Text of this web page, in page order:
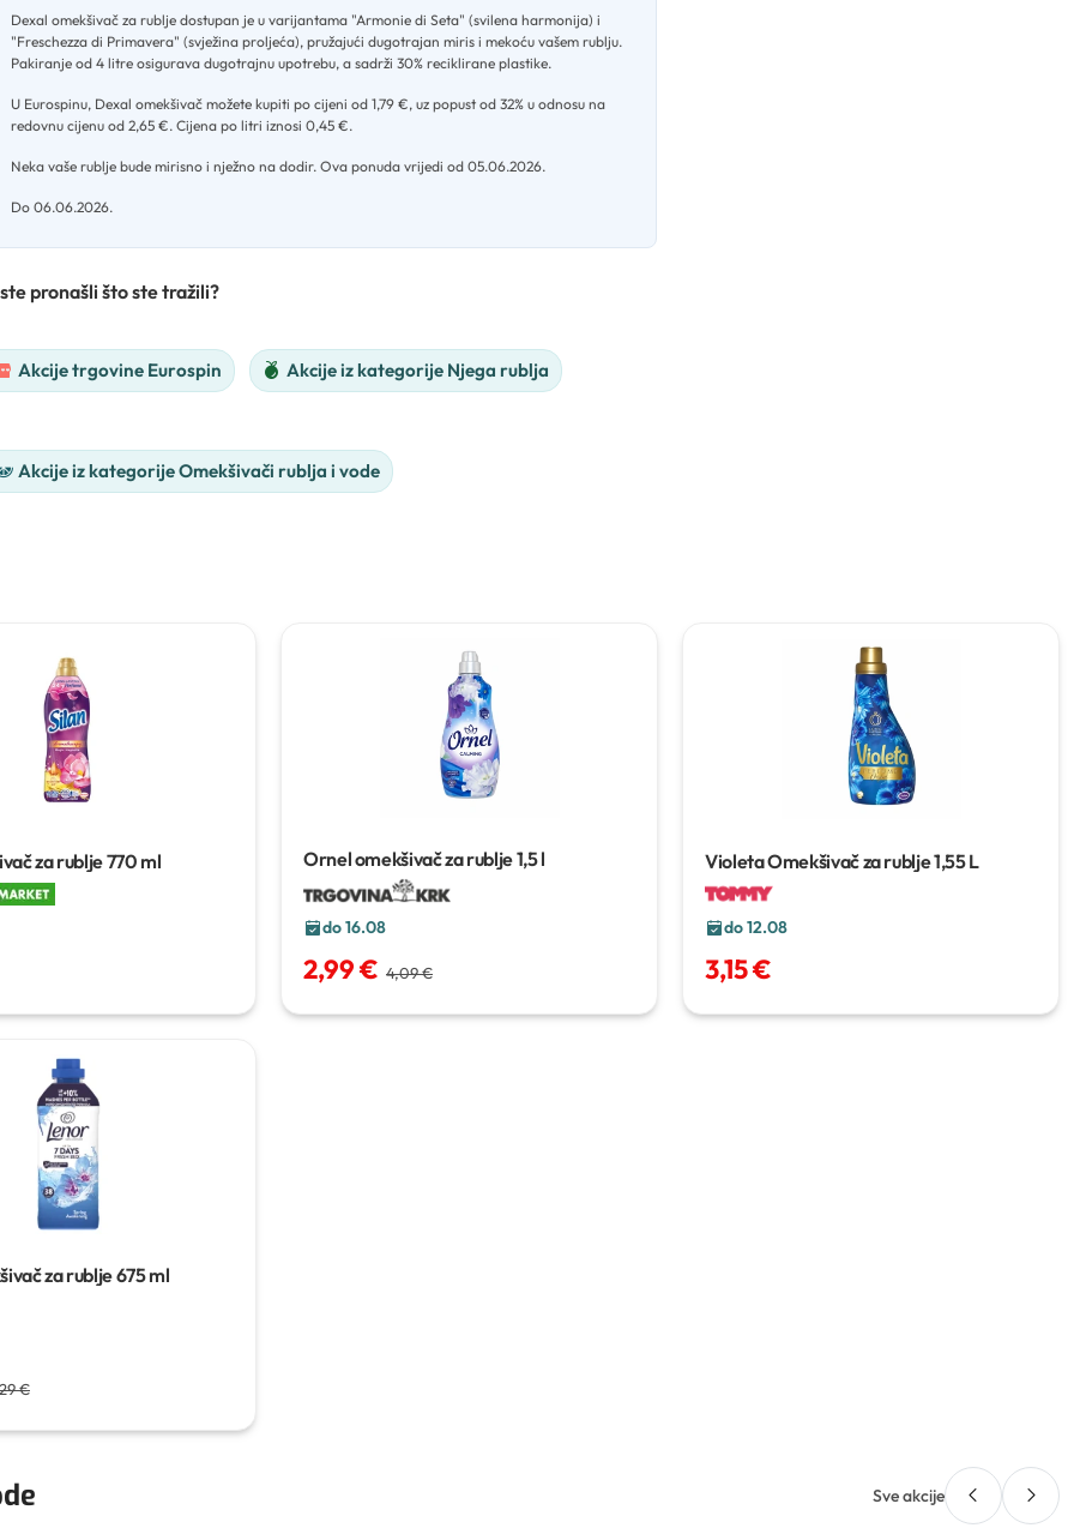
Dexal omekšivač za rublje dostupan je u varijantama "Armonie di Seta" (svilena harmonija) i
"Freschezza di Primavera" (svježina proljeća), pružajući dugotrajan miris i mekoću vašem rublju.
Pakiranje od 4 litre osigurava dugotrajnu upotrebu, a sadrži 30% reciklirane plastike.
U Eurospinu, Dexal omekšivač možete kupiti po cijeni od 1,79 €, uz popust od 32% u odnosu na
redovnu cijenu od 2,65 €. Cijena po litri iznosi 0,45 €.
Neka vaše rublje bude mirisno i nježno na dodir. Ova ponuda vrijedi od 05.06.2026.
Do 06.06.2026.
pronašli što ste tražili?
Akcije trgovine Eurospin Akcije iz kategorije Njega rublja
Akcije iz kategorije Omekšivači rublja i vode
za rublje770 ml Ornel omekšivač za rublje1,5 l
do 16.08
2,99 € 4,09 €
Violeta Omekšivač za rublje1,55 L
do 12.08
3,15 €
za rublje675 ml
€
Sve akcije